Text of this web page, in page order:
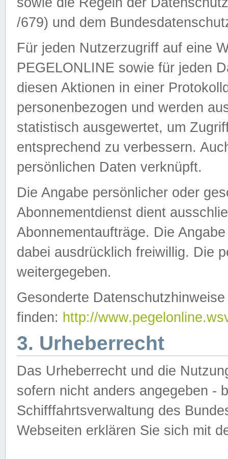
/679) und dem
Für jeden Nutzerzugriff auf eine
PEGELONLINE sowie für jeden
diesen Aktionen in einer
personenbezogen und werden
statistisch ausgewertet, um
entsprechend zu verbessern.
persönlichen Daten verknüpft.
Die Angabe persönlicher oder
Abonnementdienst dient
Abonnementaufträge. Die
dabei ausdrücklich freiwillig. Die
weitergegeben.
Gesonderte
finden: http://
3. Urheberrecht
Das Urheberrecht und die
sofern nicht anders angegeben -
Schifffahrtsverwaltung des
Webseiten erklären Sie sich mit